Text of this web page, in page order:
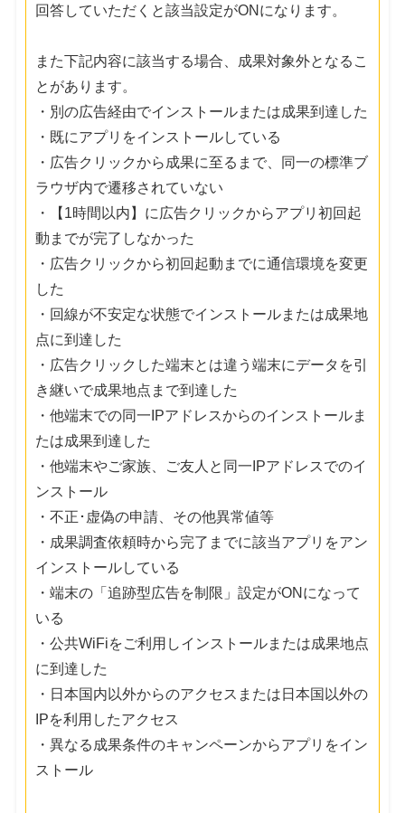
回答していただくと該当設定がONになります。
また下記内容に該当する場合、成果対象外となるこ
とがあります。
・別の広告経由でインストールまたは成果到達した
・既にアプリをインストールしている
・広告クリックから成果に至るまで、同一の標準ブ
ラウザ内で遷移されていない
・【1時間以内】に広告クリックからアプリ初回起
動までが完了しなかった
・広告クリックから初回起動までに通信環境を変更
した
・回線が不安定な状態でインストールまたは成果地
点に到達した
・広告クリックした端末とは違う端末にデータを引
き継いで成果地点まで到達した
・他端末での同一IPアドレスからのインストールま
たは成果到達した
・他端末やご家族、ご友人と同一IPアドレスでのイ
ンストール
・不正･虚偽の申請、その他異常値等
・成果調査依頼時から完了までに該当アプリをアン
インストールしている
・端末の「追跡型広告を制限」設定がONになって
いる
・公共WiFiをご利用しインストールまたは成果地点
に到達した
・日本国内以外からのアクセスまたは日本国以外の
IPを利用したアクセス
・異なる成果条件のキャンペーンからアプリをイン
ストール